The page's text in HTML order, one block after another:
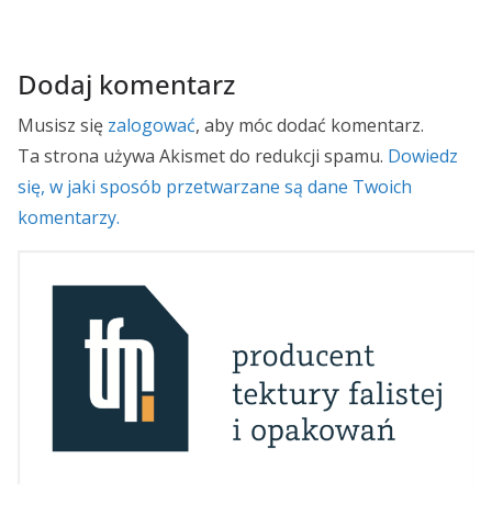
Dodaj komentarz
Musisz się zalogować, aby móc dodać komentarz.
Ta strona używa Akismet do redukcji spamu. Dowiedz
się, w jaki sposób przetwarzane są dane Twoich
komentarzy.